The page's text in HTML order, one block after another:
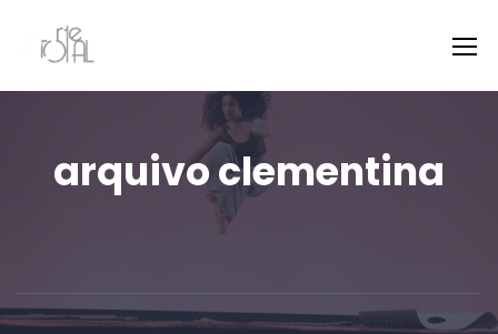
arquivo clementina
Home Tapume Arquivo Clementina